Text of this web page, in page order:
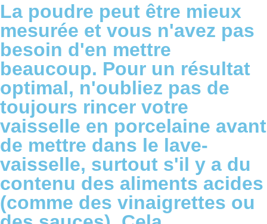
La poudre peut être mieux
mesurée et vous n'avez pas
besoin d'en mettre
beaucoup. Pour un résultat
optimal, n'oubliez pas de
toujours rincer votre
vaisselle en porcelaine avant
de mettre dans le lave-
vaisselle, surtout s'il y a du
contenu des aliments acides
(comme des vinaigrettes ou